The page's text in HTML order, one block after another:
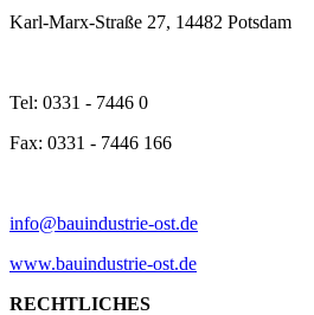
Karl-Marx-Straße 27, 14482 Potsdam
Tel: 0331 - 7446 0
Fax: 0331 - 7446 166
info@bauindustrie-ost.de
www.bauindustrie-ost.de
RECHTLICHES